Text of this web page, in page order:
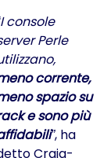
I console
Perle
corrente,
spazio su
e sono più
, ha
Craig-